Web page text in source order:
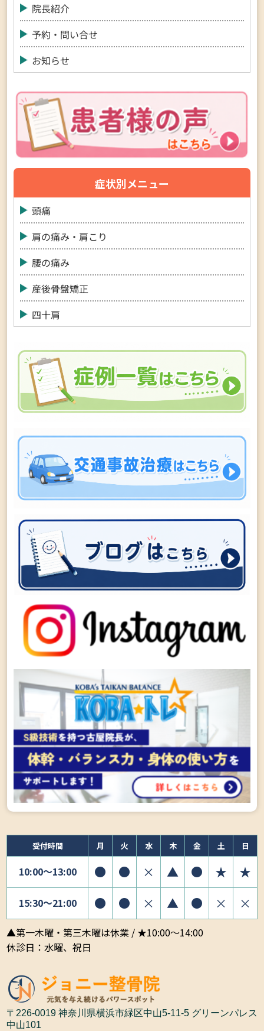
院長紹介
予約・問い合せ
お知らせ
症状別メニュー
頭痛
肩の痛み・肩こり
腰の痛み
産後骨盤矯正
四十肩
受付時間 月 火 水 木 金 土 日
10:00〜13:00 ● ● × ▲ ● ★ ★
15:30〜21:00 ● ● × ▲ ● × ×
▲第一木曜・第三木曜は休業 / ★10:00～14:00
休診日：水曜、祝日
〒226-0019 神奈川県横浜市緑区中山5-11-5 グリーンパレス
中山101